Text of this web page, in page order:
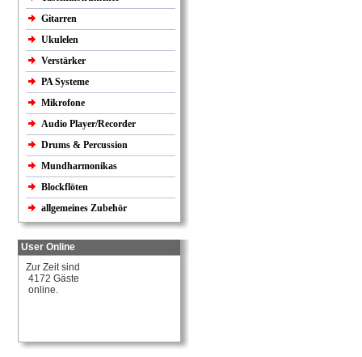
Gitarren
Ukulelen
Verstärker
PA Systeme
Mikrofone
Audio Player/Recorder
Drums & Percussion
Mundharmonikas
Blockflöten
allgemeines Zubehör
User Online
Zur Zeit sind
4172 Gäste
online.